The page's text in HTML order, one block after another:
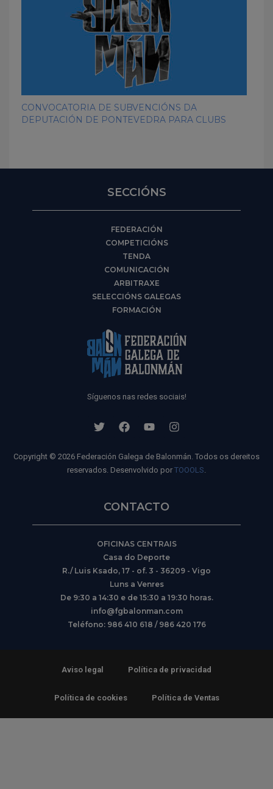
CONVOCATORIA DE SUBVENCIÓNS DA
DEPUTACIÓN DE PONTEVEDRA PARA CLUBS
SECCIÓNS
FEDERACIÓN
COMPETICIÓNS
TENDA
COMUNICACIÓN
ARBITRAXE
SELECCIÓNS GALEGAS
FORMACIÓN
Síguenos nas redes sociais!
Copyright © 2026 Federación Galega de Balonmán. Todos os dereitos
reservados. Desenvolvido por TOOOLS.
CONTACTO
OFICINAS CENTRAIS
Casa do Deporte
R./ Luis Ksado, 17 - of. 3 - 36209 - Vigo
Luns a Venres
De 9:30 a 14:30 e de 15:30 a 19:30 horas.
info@fgbalonman.com
Teléfono: 986 410 618 / 986 420 176
Aviso legal Política de privacidad
Política de cookies Política de Ventas